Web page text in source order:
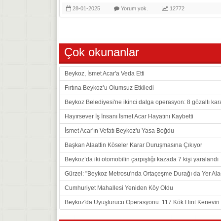
28-01-2025 Yorum yok. 12772
Çok okunanlar
Beykoz, İsmet Acar'a Veda Etti
Fırtına Beykoz’u Olumsuz Etkiledi
Beykoz Belediyesi'ne ikinci dalga operasyon: 8 gözaltı
Hayırsever İş İnsanı İsmet Acar Hayatını Kaybetti
İsmet Acar'ın Vefatı Beykoz'u Yasa Boğdu
Başkan Alaattin Köseler Karar Duruşmasına Çıkıyor
Beykoz’da iki otomobilin çarpıştığı kazada 7 kişi yaralandı
Gürzel: "Beykoz Metrosu'nda Ortaçeşme Durağı da Yer
Cumhuriyet Mahallesi Yeniden Köy Oldu
Beykoz'da Uyuşturucu Operasyonu: 117 Kök Hint